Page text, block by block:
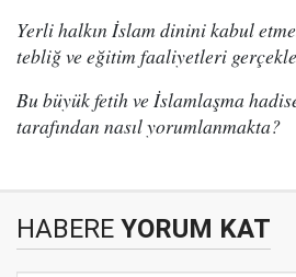
Yerli halkın İslam dinini kabul
tebliğ ve eğitim faaliyetleri
Bu büyük fetih ve İslamlaşma
tarafından nasıl yorumlanmakta?
HABERE YORUM KAT